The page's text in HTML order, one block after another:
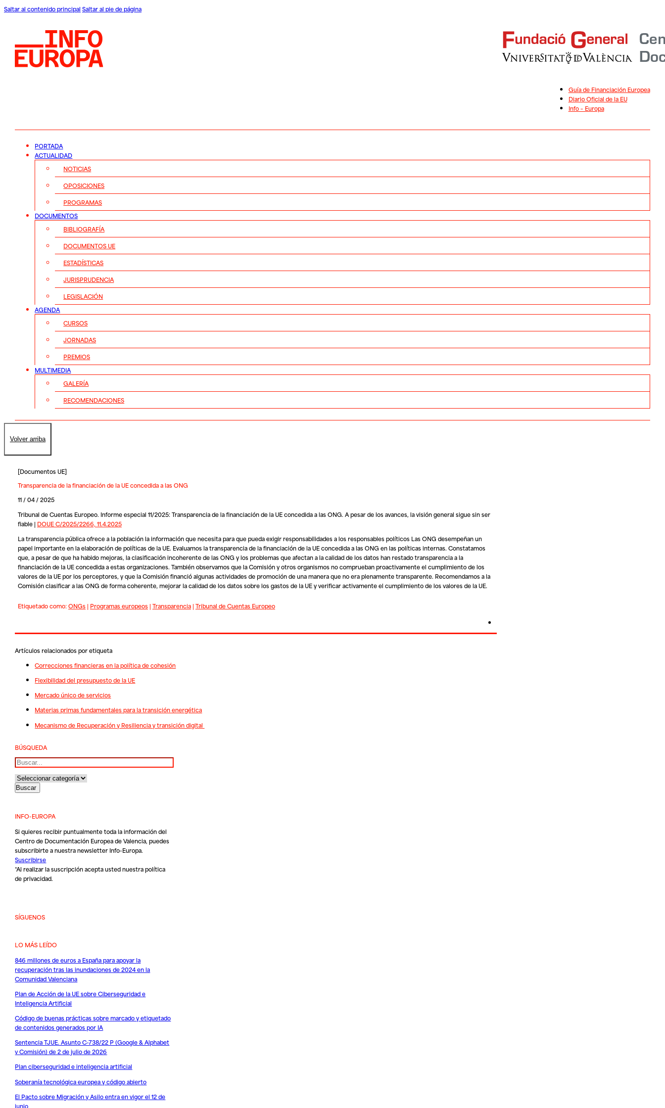
Saltar al contenido principal Saltar al pie de página
Guía de Financiación Europea
Diario Oficial de la EU
Info – Europa
PORTADA
ACTUALIDAD
NOTICIAS
OPOSICIONES
PROGRAMAS
DOCUMENTOS
BIBLIOGRAFÍA
DOCUMENTOS UE
ESTADÍSTICAS
JURISPRUDENCIA
LEGISLACIÓN
AGENDA
CURSOS
JORNADAS
PREMIOS
MULTIMEDIA
GALERÍA
RECOMENDACIONES
Volver arriba
[Documentos UE]
Transparencia de la financiación de la UE concedida a las ONG
11 / 04 / 2025
Tribunal de Cuentas Europeo. Informe especial 11/2025: Transparencia de la financiación de la UE concedida a las ONG. A pesar de los avances, la visión general sigue sin ser
fiable | DOUE C/2025/2266, 11.4.2025
La transparencia pública ofrece a la población la información que necesita para que pueda exigir responsabilidades a los responsables políticos Las ONG desempeñan un
papel importante en la elaboración de políticas de la UE. Evaluamos la transparencia de la financiación de la UE concedida a las ONG en las políticas internas. Constatamos
que, a pesar de que ha habido mejoras, la clasificación incoherente de las ONG y los problemas que afectan a la calidad de los datos han restado transparencia a la
financiación de la UE concedida a estas organizaciones. También observamos que la Comisión y otros organismos no comprueban proactivamente el cumplimiento de los
valores de la UE por los perceptores, y que la Comisión financió algunas actividades de promoción de una manera que no era plenamente transparente. Recomendamos a la
Comisión clasificar a las ONG de forma coherente, mejorar la calidad de los datos sobre los gastos de la UE y verificar activamente el cumplimiento de los valores de la UE.
Etiquetado como:ONGs| Programas europeos| Transparencia| Tribunal de Cuentas Europeo
Artículos relacionados por etiqueta
Correcciones financieras en la política de cohesión
Flexibilidad del presupuesto de la UE
Mercado único de servicios
Materias primas fundamentales para la transición energética
Mecanismo de Recuperación y Resiliencia y transición digital
BÚSQUEDA
Buscar
INFO-EUROPA
Si quieres recibir puntualmente toda la información del
Centro de Documentación Europea de Valencia, puedes
subscribirte a nuestra newsletter Info-Europa.
Suscribirse
*Al realizar la suscripción acepta usted nuestrapolítica
de privacidad.
SÍGUENOS
LO MÁS LEÍDO
846 millones de euros a España para apoyar la
recuperación tras las inundaciones de 2024 en la
Comunidad Valenciana
Plan de Acción de la UE sobre Ciberseguridad e
Inteligencia Artificial
Código de buenas prácticas sobre marcado y etiquetado
de contenidos generados por IA
Sentencia TJUE. Asunto C-738/22 P (Google & Alphabet
v Comisión) de 2 de julio de 2026
Plan ciberseguridad e inteligencia artificial
Soberanía tecnológica europea y código abierto
El Pacto sobre Migración y Asilo entra en vigor el 12 de
junio